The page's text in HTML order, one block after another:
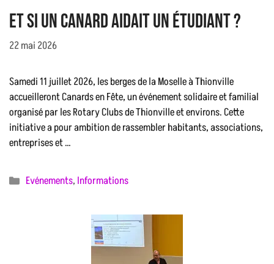
Et si un canard aidait un étudiant ?
22 mai 2026
Samedi 11 juillet 2026, les berges de la Moselle à Thionville
accueilleront Canards en Fête, un événement solidaire et familial
organisé par les Rotary Clubs de Thionville et environs. Cette
initiative a pour ambition de rassembler habitants, associations,
entreprises et …
Catégories
Evénements, Informations